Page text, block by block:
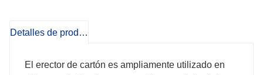
Detalles de producto
El erector de cartón es ampliamente utilizado en